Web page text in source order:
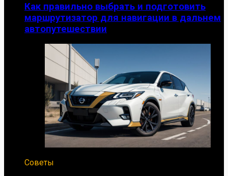
Как правильно выбрать и подготовить
маршрутизатор для навигации в дальнем
автопутешествии
Советы